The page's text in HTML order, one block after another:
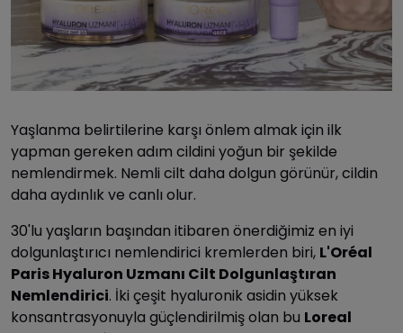
Yaşlanma belirtilerine karşı önlem almak için ilk
yapman gereken adım cildini yoğun bir şekilde
nemlendirmek. Nemli cilt daha dolgun görünür, cildin
daha aydınlık ve canlı olur.
30'lu yaşların başından itibaren önerdiğimiz en iyi
dolgunlaştırıcı nemlendirici kremlerden biri, L'Oréal
Paris Hyaluron Uzmanı Cilt Dolgunlaştıran
Nemlendirici. İki çeşit hyaluronik asidin yüksek
konsantrasyonuyla güçlendirilmiş olan bu Loreal